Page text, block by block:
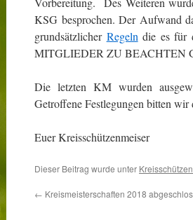
KSG besprochen. Der Aufwand
grundsätzlicher Regeln die es für
MITGLIEDER ZU BEACHTEN
Die letzten KM wurden
Getroffene Festlegungen bitten
Euer Kreisschützenmeiser
Dieser Beitrag wurde unter
← Kreismeisterschaften 2018